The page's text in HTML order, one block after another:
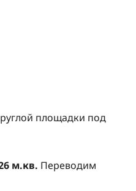
площадки под
м.кв. Переводим